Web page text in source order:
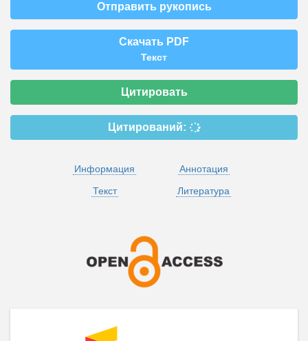
Отправить рукопись
Скачать PDF
Текст
Цитировать
Цитирований:
Информация
Аннотация
Текст
Литература